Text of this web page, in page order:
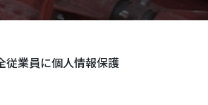
従業員に個人情報保護